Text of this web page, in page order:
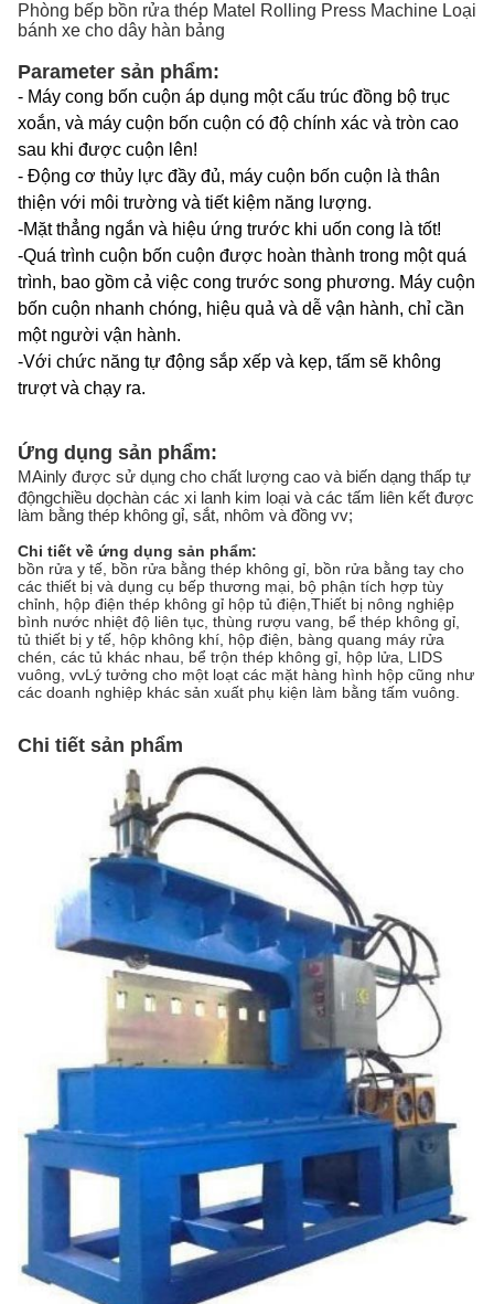
Phòng bếp bồn rửa thép Matel Rolling Press Machine Loại
bánh xe cho dây hàn bảng
Parameter sản phẩm:
- Máy cong bốn cuộn áp dụng một cấu trúc đồng bộ trục
xoắn, và máy cuộn bốn cuộn có độ chính xác và tròn cao
sau khi được cuộn lên!
- Động cơ thủy lực đầy đủ, máy cuộn bốn cuộn là thân
thiện với môi trường và tiết kiệm năng lượng.
-Mặt thẳng ngắn và hiệu ứng trước khi uốn cong là tốt!
-Quá trình cuộn bốn cuộn được hoàn thành trong một quá
trình, bao gồm cả việc cong trước song phương. Máy cuộn
bốn cuộn nhanh chóng, hiệu quả và dễ vận hành, chỉ cần
một người vận hành.
-Với chức năng tự động sắp xếp và kẹp, tấm sẽ không
trượt và chạy ra.
Ứng dụng sản phẩm:
MAinly được sử dụng cho chất lượng cao và biến dạng thấp tự
độngchiều dọchàn các xi lanh kim loại và các tấm liên kết được
làm bằng thép không gỉ, sắt, nhôm và đồng vv;
Chi tiết về ứng dụng sản phẩm:
bồn rửa y tế, bồn rửa bằng thép không gỉ, bồn rửa bằng tay cho
các thiết bị và dụng cụ bếp thương mại, bộ phận tích hợp tùy
chỉnh, hộp điện thép không gỉ hộp tủ điện,Thiết bị nông nghiệp
bình nước nhiệt độ liên tục, thùng rượu vang, bể thép không gỉ,
tủ thiết bị y tế, hộp không khí, hộp điện, bàng quang máy rửa
chén, các tủ khác nhau, bể trộn thép không gỉ, hộp lửa, LIDS
vuông, vvLý tưởng cho một loạt các mặt hàng hình hộp cũng như
các doanh nghiệp khác sản xuất phụ kiện làm bằng tấm vuông.
Chi tiết sản phẩm